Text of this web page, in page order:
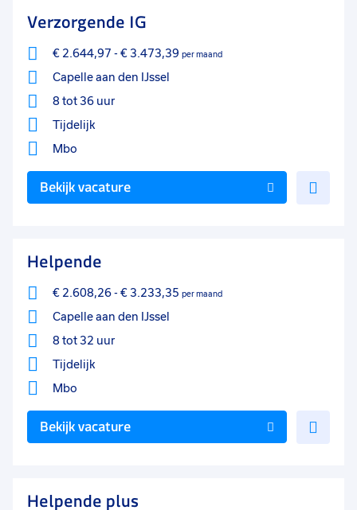
Verzorgende IG
€ 2.644,97 - € 3.473,39 per maand
Capelle aan den IJssel
8 tot 36 uur
Tijdelijk
Mbo
Bekijk vacature
Helpende
€ 2.608,26- € 3.233,35 per maand
Capelle aan den IJssel
8 tot 32 uur
Tijdelijk
Mbo
Bekijk vacature
Helpende plus